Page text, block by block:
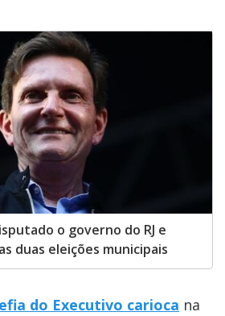
o governo do RJ e
duas eleições municipais
do Executivo carioca na